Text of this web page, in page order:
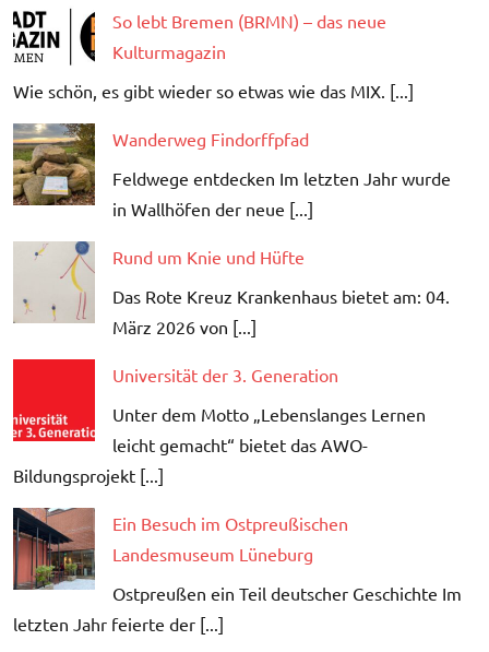
So lebt Bremen (BRMN) – das neue
Kulturmagazin
Wie schön, es gibt wieder so etwas wie das MIX. [...]
Wanderweg Findorffpfad
Feldwege entdecken Im letzten Jahr wurde
in Wallhöfen der neue [...]
Rund um Knie und Hüfte
Das Rote Kreuz Krankenhaus bietet am: 04.
März 2026 von [...]
Universität der 3. Generation
Unter dem Motto „Lebenslanges Lernen
leicht gemacht“ bietet das AWO-
Bildungsprojekt [...]
Ein Besuch im Ostpreußischen
Landesmuseum Lüneburg
Ostpreußen ein Teil deutscher Geschichte Im
letzten Jahr feierte der [...]